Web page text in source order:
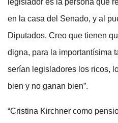
legislador es la persona que
en la casa del Senado, y al
Diputados. Creo que tienen
digna, para la importantísima
serían legisladores los ricos,
bien y no ganan bien”.
“Cristina Kirchner como